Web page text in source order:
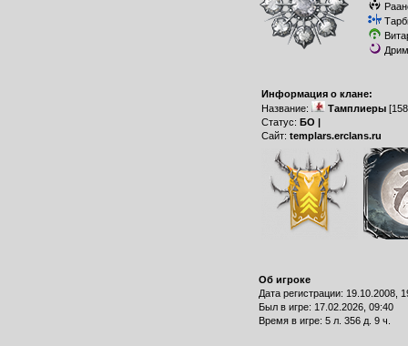
Информация о клане:
Название:
Тамплиеры
Статус: БО |
Сайт: templars.erclans.ru
Об игроке
Дата регистрации: 19.10.2008,
Был в игре: 17.02.2026, 09:40
Время в игре: 5 л. 356 д. 9 ч.